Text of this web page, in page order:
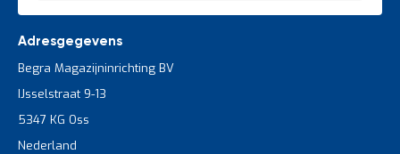
Adresgegevens
Begra Magazijninrichting BV
IJsselstraat 9-13
5347 KG Oss
Nederland